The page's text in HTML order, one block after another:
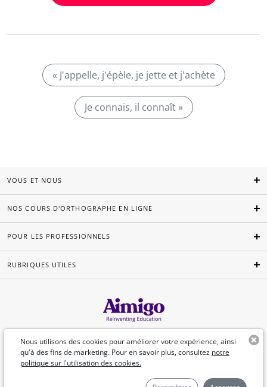
« J'appelle, j'épèle, je jette et j'achète
Je connais, il connaît »
Nous utilisons des cookies pour améliorer votre expérience, ainsi
qu'à des fins de marketing. Pour en savoir plus, consultez notre
politique sur l'utilisation des cookies.
VOUS ET NOUS
NOS COURS D'ORTHOGRAPHE EN LIGNE
POUR LES PROFESSIONNELS
RUBRIQUES UTILES
Français
©Aimigo 2026